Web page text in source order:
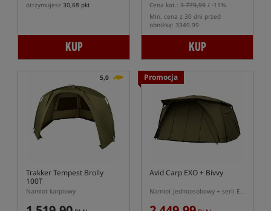
otrzymujesz 30,68 pkt
KUP
Cena kat.: 3 779,99 / -11%
Min. cena z 30 dni przed
obniżką: 3349.99
KUP
5,0
Trakker Tempest Brolly
100T
Namiot karpiowy
Promocja
Avid Carp EXO + Bivvy
Namiot jednoosobowy + serii Exo Bivvy